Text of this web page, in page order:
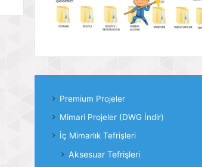
Premium Projeler
Mimari Projeler (DWG İndir)
İç Mimarlık Tefrişleri
Aksesuar Tefrişleri